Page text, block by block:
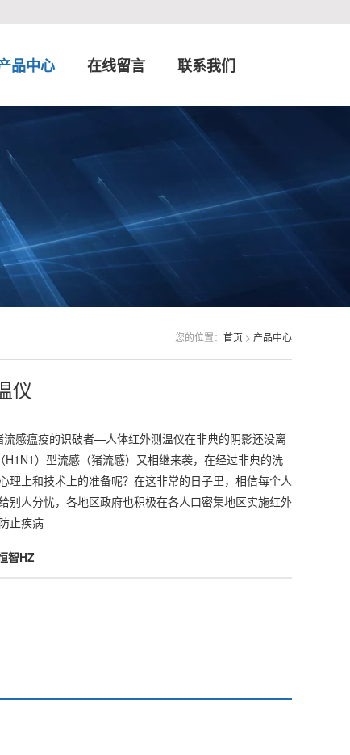
品中心 在线留言 联系我们
您的位置： 首页 > 产品中心
仪
流感瘟疫的识破者—人体红外测温仪在非典的阴影还没离
H1N1）型流感（猪流感）又相继来袭，在经过非典的洗
理上和技术上的准备呢？在这非常的日子里，相信每个人
别人分忧，各地区政府也积极在各人口密集地区实施红外
止疾病
智HZ